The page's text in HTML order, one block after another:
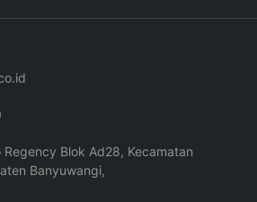
Regency Blok Ad28, Kecamatan
Banyuwangi,